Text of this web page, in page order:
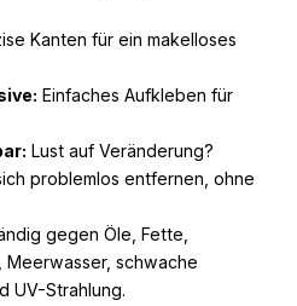
Kanten für ein makelloses
Einfaches Aufkleben für
Lust auf Veränderung?
problemlos entfernen, ohne
gegen Öle, Fette,
schwache
UV-Strahlung.